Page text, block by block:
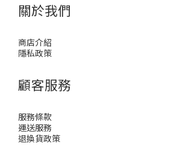
關於我們
商店介紹
隱私政策
顧客服務
服務條款
運送服務
退換貨政策